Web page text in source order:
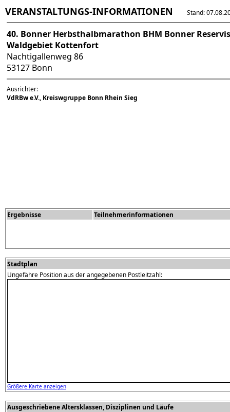
VERANSTALTUNGS-INFORMATIONEN Stand:
40. Bonner Herbsthalbmarathon BHM Bonner
Waldgebiet Kottenfort
Nachtigallenweg 86
53127 Bonn
Ausrichter:
VdRBw e.V., Kreiswgruppe Bonn Rhein Sieg
Ergebnisse Teilnehmerinformationen
Stadtplan
Ungefähre Position aus der angegebenen Postleitzahl:
Größere Karte anzeigen
Ausgeschriebene Altersklassen, Disziplinen und Läufe